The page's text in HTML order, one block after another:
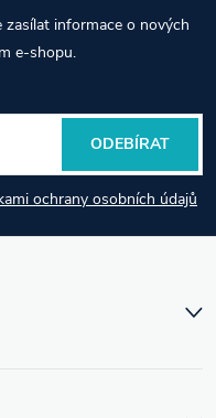
informace o nových
e-shopu.
ochrany osobních údajů
ODEBÍRAT